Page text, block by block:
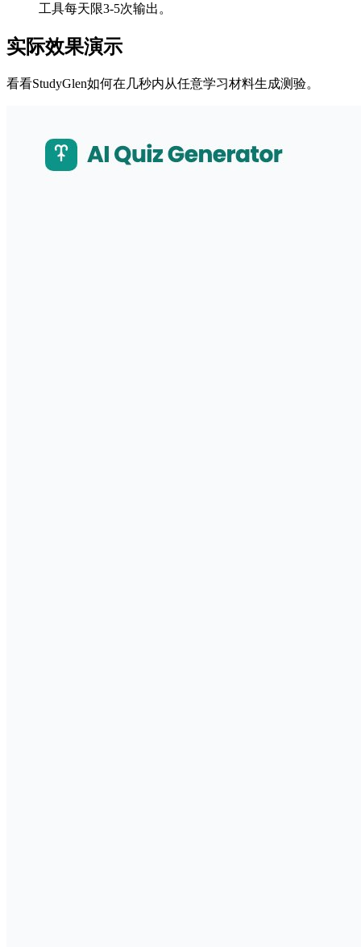
工具每天限3-5次输出。
实际效果演示
看看StudyGlen如何在几秒内从任意学习材料生成测验。